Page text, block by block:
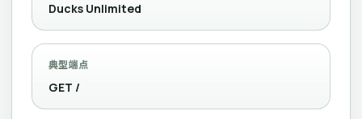
Ducks Unlimited
典型端点
GET /